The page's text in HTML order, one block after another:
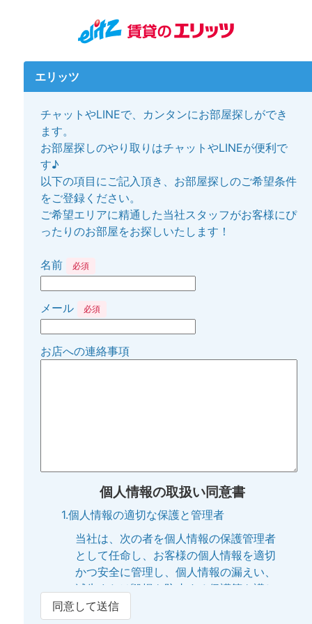
エリッツ
チャットやLINEで、カンタンにお部屋探しができ
ます。
お部屋探しのやり取りはチャットやLINEが便利で
す♪
以下の項目にご記入頂き、お部屋探しのご希望条件
をご登録ください。
ご希望エリアに精通した当社スタッフがお客様にぴ
ったりのお部屋をお探しいたします！
名前 必須
メール 必須
お店への連絡事項
個人情報の取扱い同意書
1.個人情報の適切な保護と管理者
当社は、次の者を個人情報の保護管理者
として任命し、お客様の個人情報を適切
かつ安全に管理し、個人情報の漏えい、
滅失または毀損を防止する保護策を講じ
ています。
同意して送信